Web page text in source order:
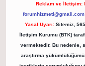
Reklam ve İletişim:
forumhizmeti@gmail.com
Yasal Uyarı: Sitemiz,
İletişim Kurumu (BTK)
vermektedir. Bu nedenle,
araştırma